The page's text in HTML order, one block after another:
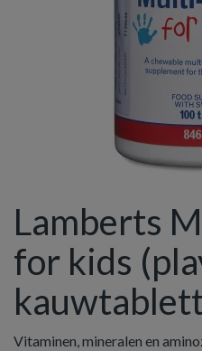
Lamberts
for kids
Vitaminen, mineralen en